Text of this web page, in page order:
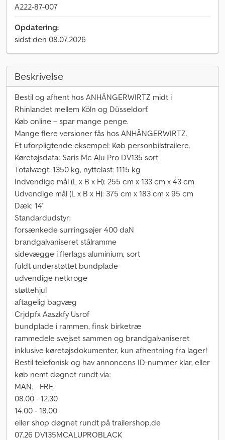
A222-87-007
Opdatering:
sidst den 08.07.2026
Beskrivelse
Bestil og afhent hos ANHÄNGERWIRTZ midt i
Rhinlandet mellem Köln og Düsseldorf.
Køb online – spar mange penge.
Mange flere versioner fås hos ANHÄNGERWIRTZ.
Et uforpligtende eksempel: Køb personbilstrailere.
Køretøjsdata: Saris Mc Alu Pro DV135 sort
Totalvægt: 1350 kg, nyttelast: 1115 kg
Indvendige mål (L x B x H): 255 cm x 133 cm x 43 cm
Udvendige mål (L x B x H): 375 cm x 183 cm x 95 cm
Dæk: 14"
Standardudstyr:
forsænkede surringsøjer 400 daN
brandgalvaniseret stålramme
sidevægge i flerlags aluminium, sort
fuldt understøttet bundplade
udvendige netkroge
støttehjul
aftagelig bagvæg
Crjdpfx Aaszkfy Usrof
bundplade i rammen, finsk birketræ
rammedele svejset sammen og brandgalvaniseret
inklusive køretøjsdokumenter, kun afhentning fra lager!
Bestil telefonisk og hav annoncens ID-nummer klar, eller
køb nemt døgnet rundt via:
MAN. - FRE.
08.00 - 12.30
14.00 - 18.00
eller shop døgnet rundt på trailershop.de
07.26 DV135MCALUPROBLACK